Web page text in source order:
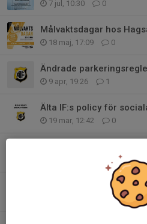
7 jul, 10:30 0
Målvaktsdagar hos
18 maj, 17:09 0
Ändrade
9 apr, 19:26 1
Älta IF:s policy för
19 mar, 12:42 0
0
Hämta din utrustning